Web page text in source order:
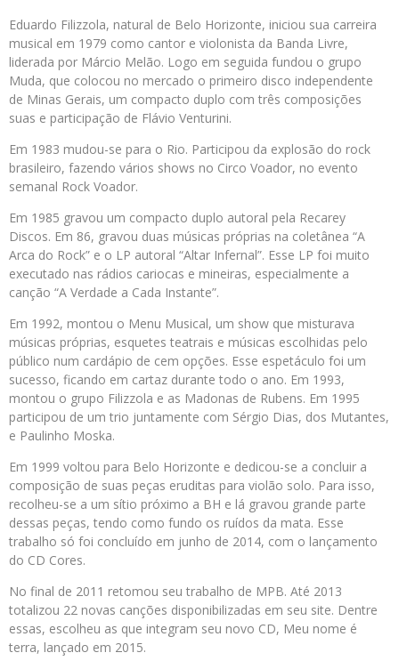
Eduardo Filizzola, natural de Belo Horizonte, iniciou sua carreira
musical em 1979 como cantor e violonista da Banda Livre,
liderada por Márcio Melão. Logo em seguida fundou o grupo
Muda, que colocou no mercado o primeiro disco independente
de Minas Gerais, um compacto duplo com três composições
suas e participação de Flávio Venturini.
Em 1983 mudou-se para o Rio. Participou da explosão do rock
brasileiro, fazendo vários shows no Circo Voador, no evento
semanal Rock Voador.
Em 1985 gravou um compacto duplo autoral pela Recarey
Discos. Em 86, gravou duas músicas próprias na coletânea “A
Arca do Rock” e o LP autoral “Altar Infernal”. Esse LP foi muito
executado nas rádios cariocas e mineiras, especialmente a
canção “A Verdade a Cada Instante”.
Em 1992, montou o Menu Musical, um show que misturava
músicas próprias, esquetes teatrais e músicas escolhidas pelo
público num cardápio de cem opções. Esse espetáculo foi um
sucesso, ficando em cartaz durante todo o ano. Em 1993,
montou o grupo Filizzola e as Madonas de Rubens. Em 1995
participou de um trio juntamente com Sérgio Dias, dos Mutantes,
e Paulinho Moska.
Em 1999 voltou para Belo Horizonte e dedicou-se a concluir a
composição de suas peças eruditas para violão solo. Para isso,
recolheu-se a um sítio próximo a BH e lá gravou grande parte
dessas peças, tendo como fundo os ruídos da mata. Esse
trabalho só foi concluído em junho de 2014, com o lançamento
do CD Cores.
No final de 2011 retomou seu trabalho de MPB. Até 2013
totalizou 22 novas canções disponibilizadas em seu site. Dentre
essas, escolheu as que integram seu novo CD, Meu nome é
terra, lançado em 2015.